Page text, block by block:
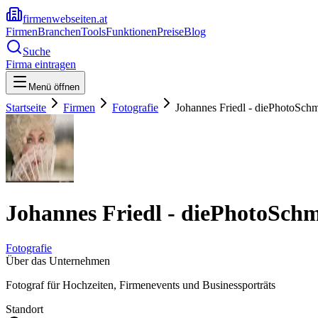
firmenwebseiten.at
FirmenBranchenToolsFunktionenPreiseBlog
Suche
Firma eintragen
Menü öffnen
Startseite Firmen Fotografie Johannes Friedl -
Johannes Friedl -
Fotografie
Über das Unternehmen
Fotograf für Hochzeiten, Firmenevents und Businessporträts
Standort